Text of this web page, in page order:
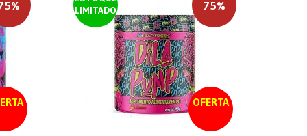
LIMITADO
OFERTA
75%